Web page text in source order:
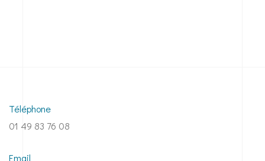
Téléphone
01 49 83 76 08
Email